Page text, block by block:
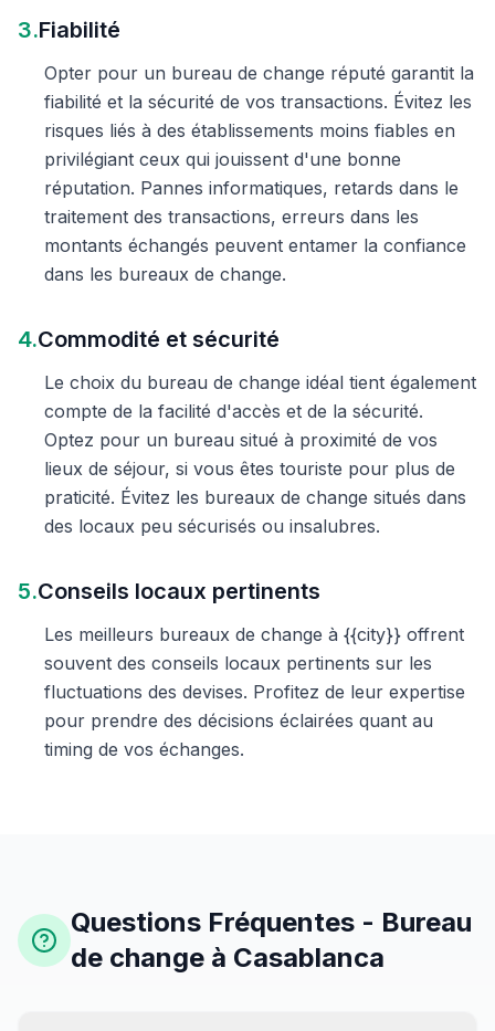
3.Fiabilité
Opter pour un bureau de change réputé garantit la
fiabilité et la sécurité de vos transactions. Évitez les
risques liés à des établissements moins fiables en
privilégiant ceux qui jouissent d'une bonne
réputation. Pannes informatiques, retards dans le
traitement des transactions, erreurs dans les
montants échangés peuvent entamer la confiance
dans les bureaux de change.
4.Commodité et sécurité
Le choix du bureau de change idéal tient également
compte de la facilité d'accès et de la sécurité.
Optez pour un bureau situé à proximité de vos
lieux de séjour, si vous êtes touriste pour plus de
praticité. Évitez les bureaux de change situés dans
des locaux peu sécurisés ou insalubres.
5.Conseils locaux pertinents
Les meilleurs bureaux de change à {{city}} offrent
souvent des conseils locaux pertinents sur les
fluctuations des devises. Profitez de leur expertise
pour prendre des décisions éclairées quant au
timing de vos échanges.
Questions Fréquentes - Bureau
de change à Casablanca